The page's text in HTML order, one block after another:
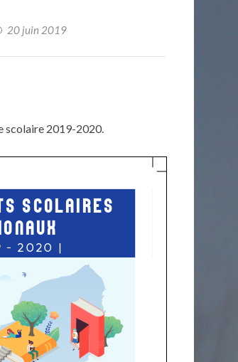
20 juin 2019
scolaire 2019-2020.